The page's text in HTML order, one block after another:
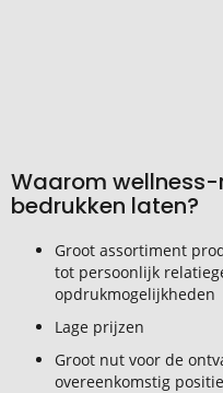
Waarom
bedrukken laten?
Groot assortiment
tot persoonlijk
opdrukmogelijkheden
Lage prijzen
Groot nut voor de
overeenkomstig